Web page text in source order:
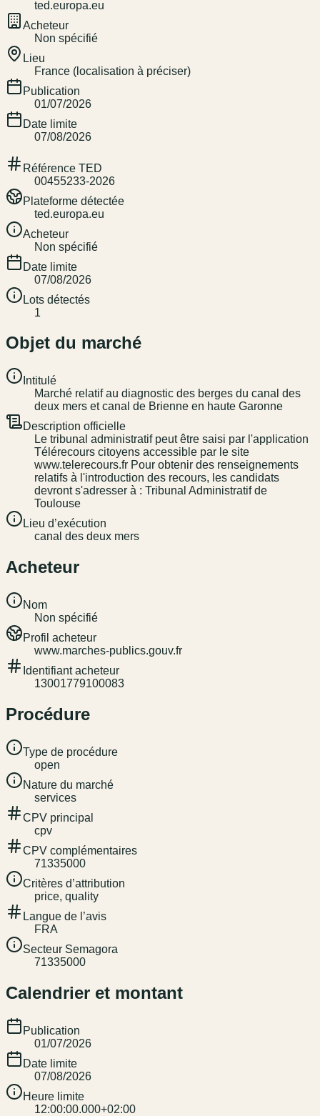
ted.europa.eu
Acheteur
Non spécifié
Lieu
France (localisation à préciser)
Publication
01/07/2026
Date limite
07/08/2026
Référence TED
00455233-2026
Plateforme détectée
ted.europa.eu
Acheteur
Non spécifié
Date limite
07/08/2026
Lots détectés
1
Objet du marché
Intitulé
Marché relatif au diagnostic des berges du canal des
deux mers et canal de Brienne en haute Garonne
Description officielle
Le tribunal administratif peut être saisi par l'application
Télérecours citoyens accessible par le site
www.telerecours.fr Pour obtenir des renseignements
relatifs à l'introduction des recours, les candidats
devront s'adresser à : Tribunal Administratif de
Toulouse
Lieu d’exécution
canal des deux mers
Acheteur
Nom
Non spécifié
Profil acheteur
www.marches-publics.gouv.fr
Identifiant acheteur
13001779100083
Procédure
Type de procédure
open
Nature du marché
services
CPV principal
cpv
CPV complémentaires
71335000
Critères d’attribution
price, quality
Langue de l’avis
FRA
Secteur Semagora
71335000
Calendrier et montant
Publication
01/07/2026
Date limite
07/08/2026
Heure limite
12:00:00.000+02:00